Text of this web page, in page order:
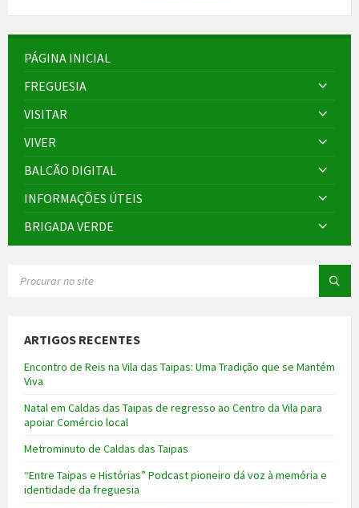
PÁGINA INICIAL
FREGUESIA
VISITAR
VIVER
BALCÃO DIGITAL
INFORMAÇÕES ÚTEIS
BRIGADA VERDE
ARTIGOS RECENTES
Encontro de Reis na Vila das Taipas: Uma Tradição que se Mantém
Viva
Natal em Caldas das Taipas de regresso ao Centro da Vila para
apoiar Comércio local
Metrominuto de Caldas das Taipas
“Entre Taipas e Histórias” Podcast pioneiro dá voz à memória e
identidade da freguesia